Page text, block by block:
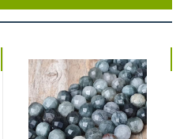
v znameníKozorožcaaVodnára.